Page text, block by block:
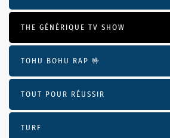
THE GÉNÉRIQUE TV SHOW
TOHU BOHU RAP 🤟
TOUT POUR RÉUSSIR
TURF